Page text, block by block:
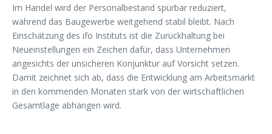
Im Handel wird der Personalbestand spürbar reduziert,
während das Baugewerbe weitgehend stabil bleibt. Nach
Einschätzung des ifo Instituts ist die Zurückhaltung bei
Neueinstellungen ein Zeichen dafür, dass Unternehmen
angesichts der unsicheren Konjunktur auf Vorsicht setzen.
Damit zeichnet sich ab, dass die Entwicklung am Arbeitsmarkt
in den kommenden Monaten stark von der wirtschaftlichen
Gesamtlage abhängen wird.